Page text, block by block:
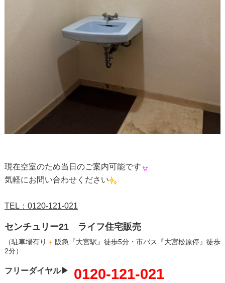
現在空室のため当日のご案内可能です
気軽にお問い合わせください
TEL： 0120-121-021
センチュリー21 ライフ住宅販売
（駐車場有り
阪急『大宮駅』徒歩5分・市バス『大宮松原停』徒歩
2分）
フリーダイヤル▶ 0120-121-021